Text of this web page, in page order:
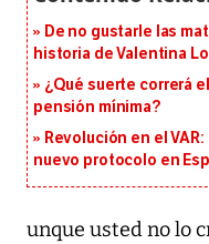
De no gustarle las
historia de Valentina
¿Qué suerte correrá
pensión mínima?
Revolución en el
nuevo protocolo en
unque usted no lo